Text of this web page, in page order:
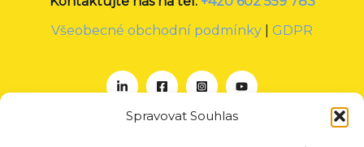
Spravovat Souhlas
Všeobecné obchodní podmínky
GDPR